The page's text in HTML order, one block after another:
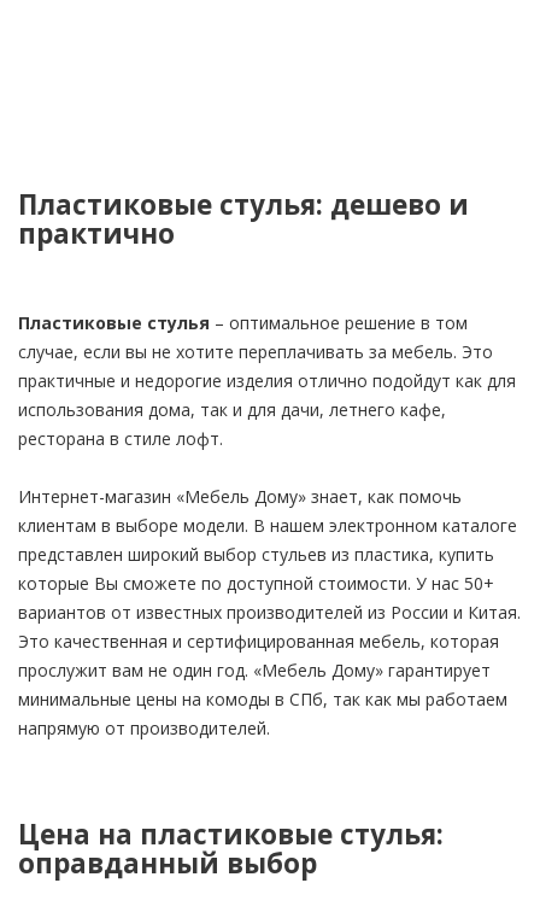
Пластиковые стулья: дешево и
практично
Пластиковые стулья – оптимальное решение в том
случае, если вы не хотите переплачивать за мебель. Это
практичные и недорогие изделия отлично подойдут как для
использования дома, так и для дачи, летнего кафе,
ресторана в стиле лофт.
Интернет-магазин «Мебель Дому» знает, как помочь
клиентам в выборе модели. В нашем электронном каталоге
представлен широкий выбор стульев из пластика, купить
которые Вы сможете по доступной стоимости. У нас 50+
вариантов от известных производителей из России и Китая.
Это качественная и сертифицированная мебель, которая
прослужит вам не один год. «Мебель Дому» гарантирует
минимальные цены на комоды в СПб, так как мы работаем
напрямую от производителей.
Цена на пластиковые стулья:
оправданный выбор